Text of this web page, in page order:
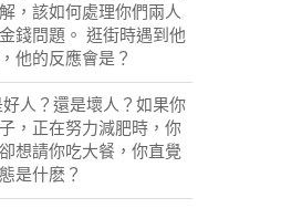
，該如何處理你們兩人
錢問題。 逛街時遇到他
他的反應會是？
人？還是壞人？如果你
，正在努力減肥時，你
想請你吃大餐，你直覺
是什麽？